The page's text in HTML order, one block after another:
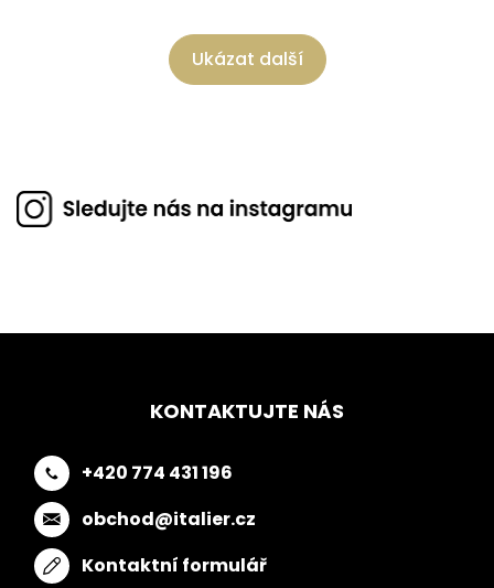
Ukázat další
KONTAKTUJTE NÁS
+420 774 431 196
obchod@italier.cz
Kontaktní formulář